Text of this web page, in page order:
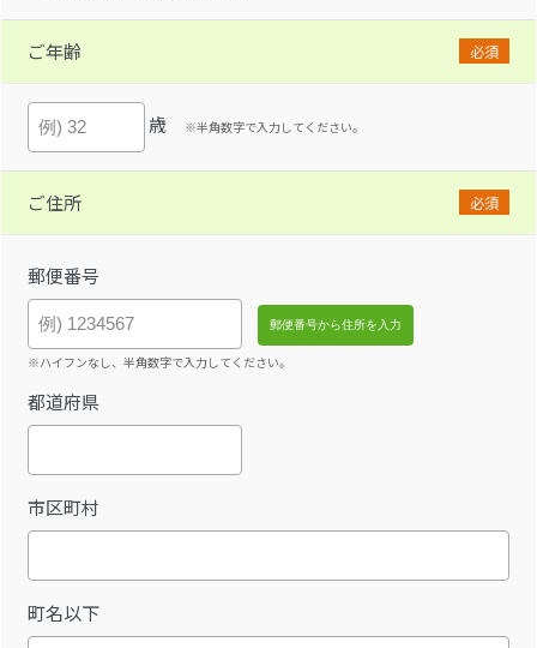
ご年齢 必須
歳 ※半角数字で入力してください。
ご住所 必須
郵便番号
※ハイフンなし、半角数字で入力してください。
都道府県
市区町村
町名以下